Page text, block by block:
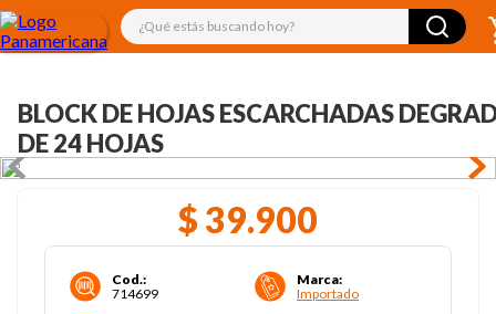
¿Qué estás buscando hoy?
BLOCK DE HOJAS ESCARCHADAS
DE 24 HOJAS
$ 39.900
Cod.:
714699
Marca:
Importado